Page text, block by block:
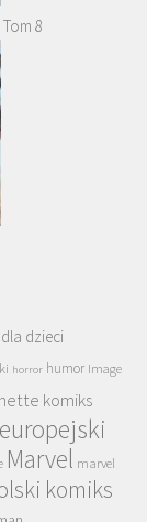
8
dla dzieci
horror humor Image
komiks
Marvel marvel
komiks